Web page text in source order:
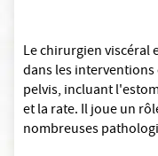
Le chirurgien viscéral
dans les
pelvis, incluant
et la rate. Il joue un
nombreuses